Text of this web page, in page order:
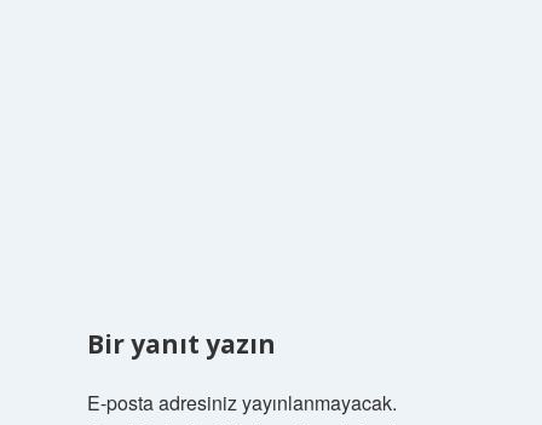
Bir yanıt yazın
E-posta adresiniz yayınlanmayacak.